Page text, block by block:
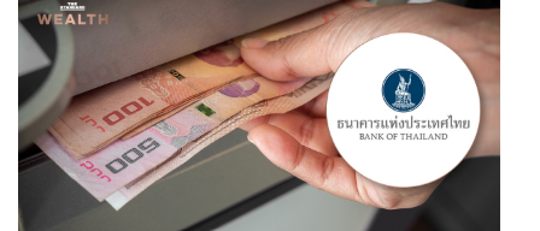
ต่อมา นพ.ชลน่าน ศรีแก้ว สส.จังหวัดน่าน พรรคเพื่อไทย ลุก
ขึ้นอภิปรายว่า ร่าง พ.ร.บ.จัดระเบียบทรัพย์สินพระมหา
กษัตริย์ ผู้เสนอมีหลักการและเหตุผลตามที่ ครม. ได้นำเสนอ
ต่อรัฐสภา ที่แจ้งต่อสภาตามข้อบังคับ 120 กรณีที่จะพิจารณา
ในชั้นกรรมาธิการ ครม. ขอให้สภามีมติพิจารณา 3 วาระ คือ
ตั้งกรรมาธิการเต็มสภา เป็นการพิจารณาไปตามบทบัญญัติ
แห่งรัฐธรรมนูญที่เคยรองรับไว้ วาระที่ 1 รับหลักการ วาระที่